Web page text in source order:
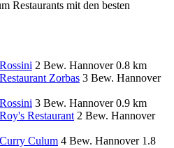
Restaurants mit den besten
Rossini 2 Bew. Hannover 0.8 km
Restaurant Zorbas 3 Bew. Hannover
Rossini 3 Bew. Hannover 0.9 km
Roy's Restaurant 2 Bew. Hannover
Curry Culum 4 Bew. Hannover 1.8